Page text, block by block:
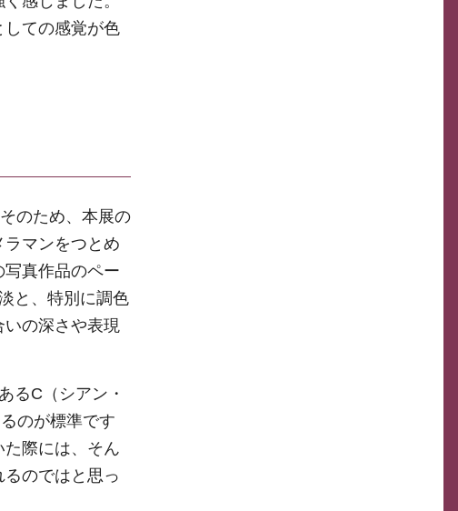
ての感覚が色
のため、本展の
マンをつとめ
真作品のペー
と、特別に調色
いの深さや表現
るC（シアン・
のが標準です
際には、そん
のではと思っ